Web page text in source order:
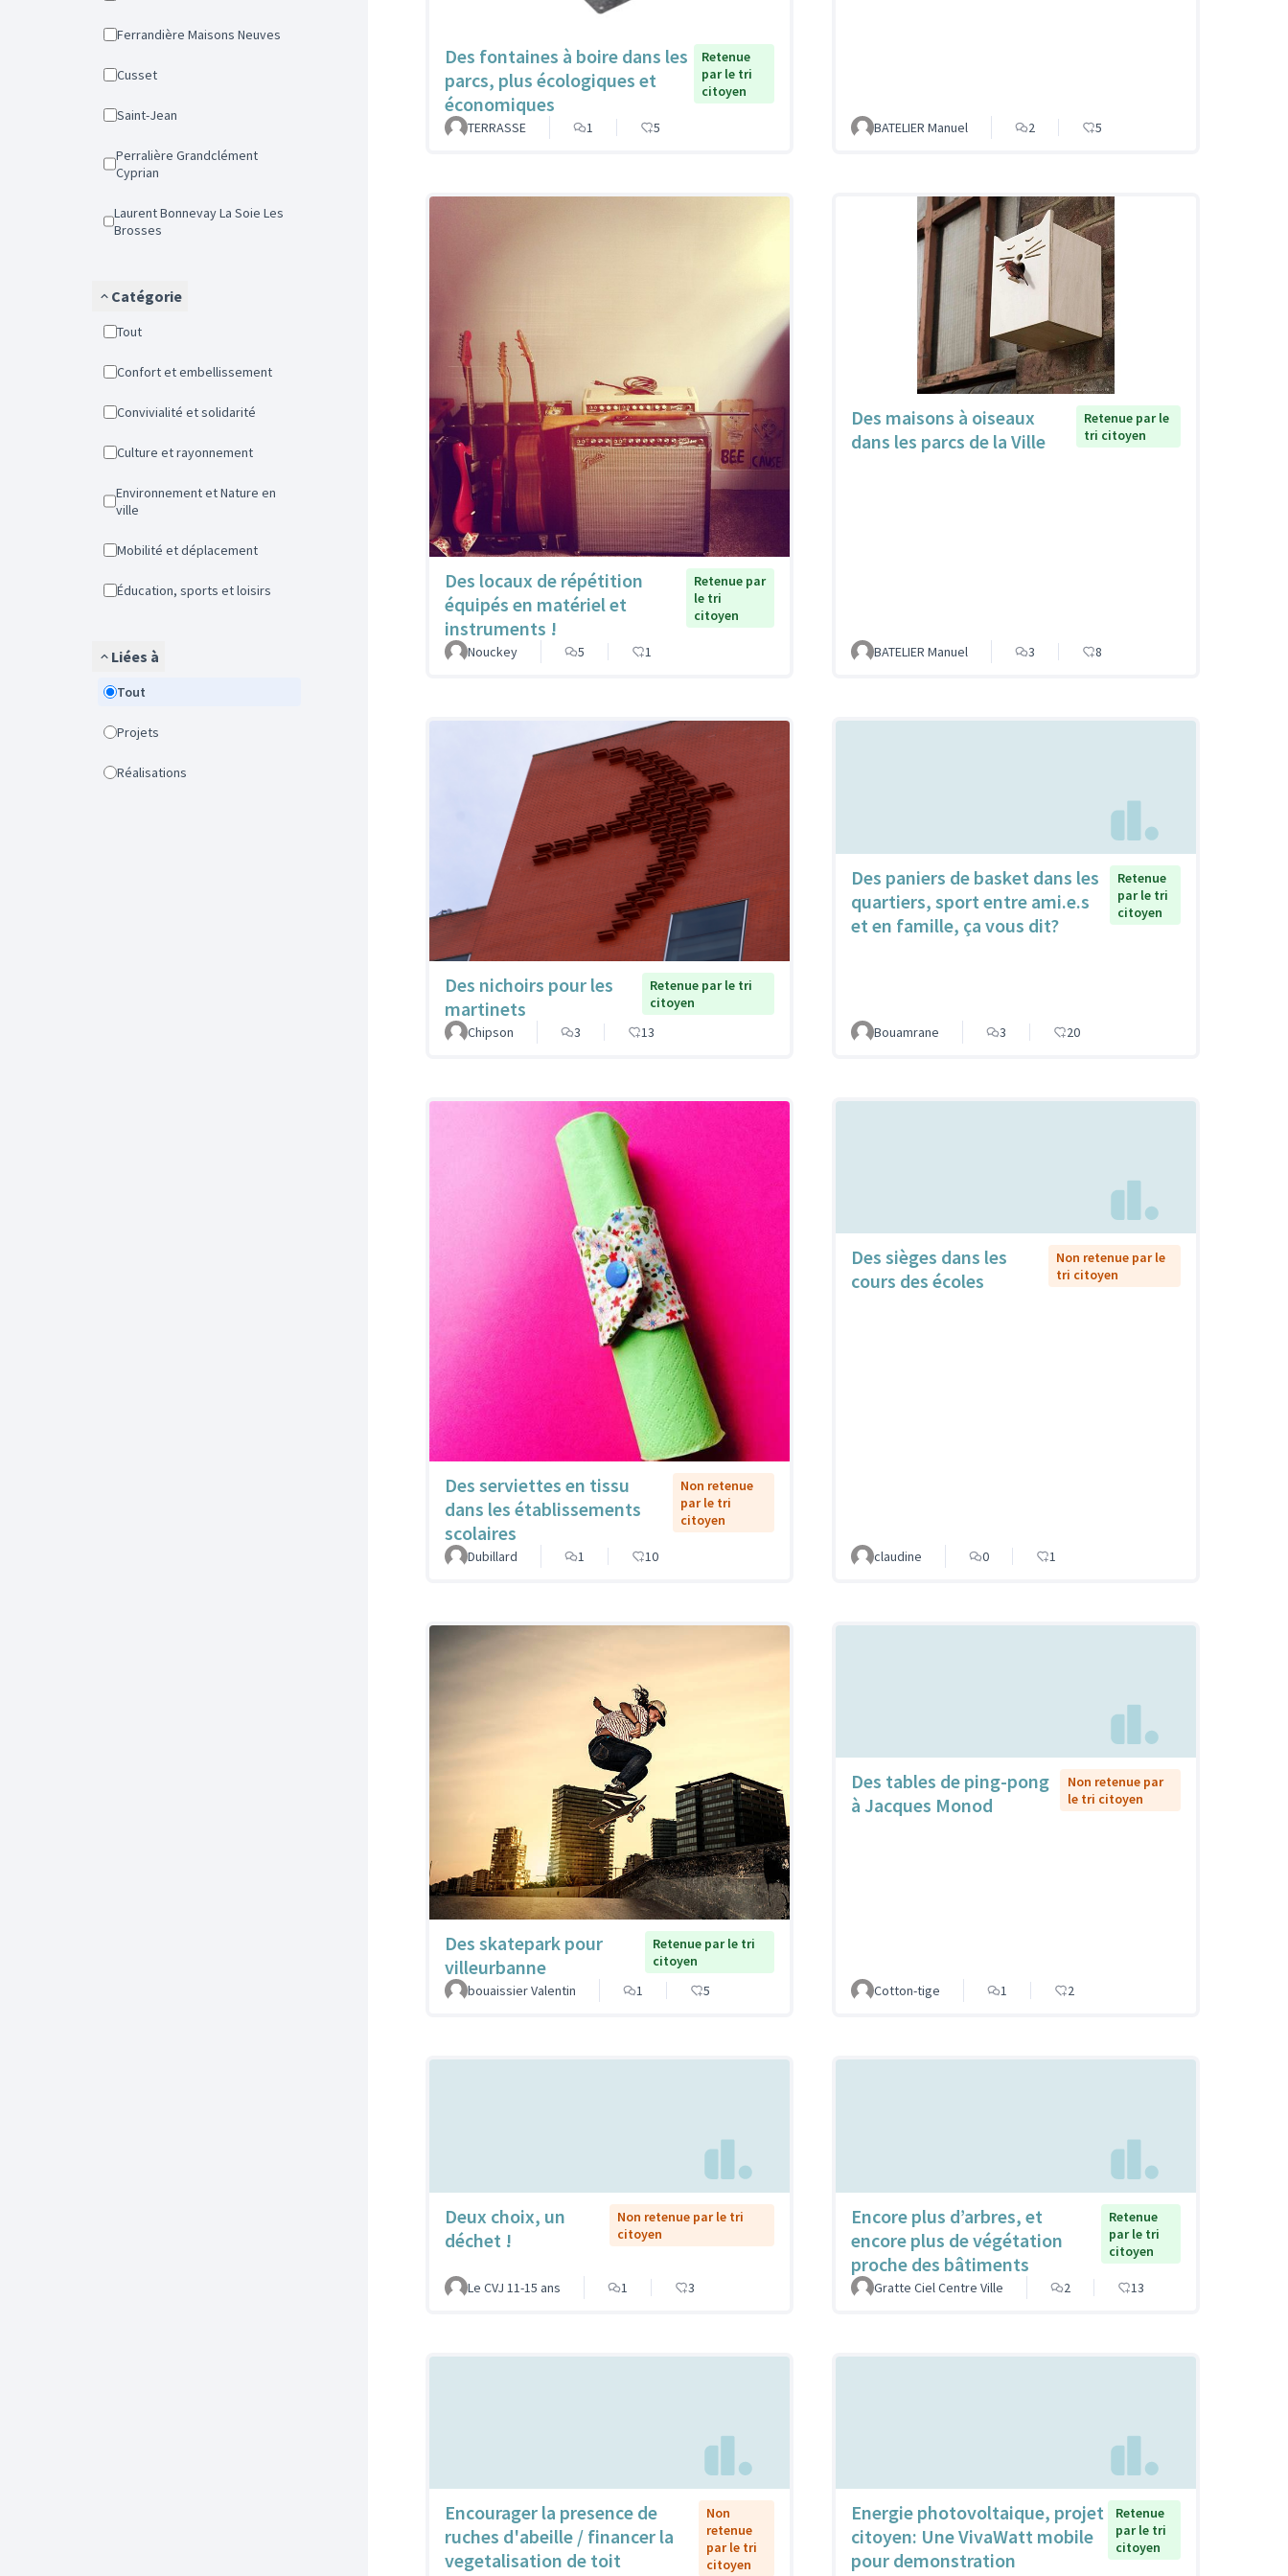
Ferrandière Maisons Neuves
Cusset
Saint-Jean
Perralière Grandclément
Cyprian
Laurent Bonnevay La Soie Les
Brosses
Catégorie
Tout
Confort et embellissement
Convivialité et solidarité
Culture et rayonnement
Environnement et Nature en
ville
Mobilité et déplacement
Éducation, sports et loisirs
Liées à
Tout
Projets
Réalisations
Des fontaines à boire dans les
parcs, plus écologiques et
économiques
Retenue
par le tri
citoyen
TERRASSE 1 5 BATELIER Manuel 2 5
Des locaux de répétition
équipés en matériel et
instruments !
Retenue par
le tri
citoyen
Nouckey 5 1
Des maisons à oiseaux
dans les parcs de la Ville
Retenue par le
tri citoyen
BATELIER Manuel 3 8
Des nichoirs pour les
martinets
Retenue par le tri
citoyen
Chipson
3 13
Des paniers de basket dans les
quartiers, sport entre ami.e.s
et en famille, ça vous dit?
Retenue
par le tri
citoyen
Bouamrane 3 20
Des serviettes en tissu
dans les établissements
scolaires
Non retenue
par le tri
citoyen
Dubillard 1 10
Des sièges dans les
cours des écoles
Non retenue par le
tri citoyen
claudine 0 1
Des skatepark pour
villeurbanne
Retenue par le tri
citoyen
bouaissier Valentin
1 5
Des tables de ping-pong
à Jacques Monod
Non retenue par
le tri citoyen
Cotton-tige 1 2
Deux choix, un
déchet !
Non retenue par le tri
citoyen
Le CVJ 11-15 ans 1 3
Encore plus d’arbres, et
encore plus de végétation
proche des bâtiments
Retenue
par le tri
citoyen
Gratte Ciel Centre Ville 2 13
Encourager la presence de
ruches d'abeille / financer la
vegetalisation de toit
Non
retenue
par le tri
citoyen
Energie photovoltaique, projet
citoyen: Une VivaWatt mobile
pour demonstration
Retenue
par le tri
citoyen